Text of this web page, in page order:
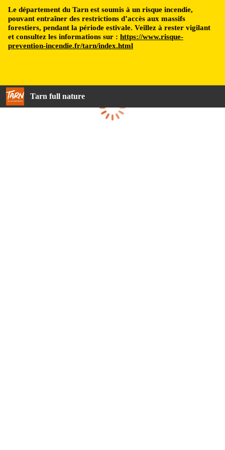
Le département du Tarn est soumis à un risque incendie,
pouvant entraîner des restrictions d’accès aux massifs
forestiers, pendant la période estivale. Veillez à rester vigilant
et consultez les informations sur : https://www.risque-
prevention-incendie.fr/tarn/index.html
Tarn full nature
Loading